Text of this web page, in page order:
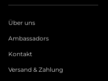
Über uns
Ambassadors
Kontakt
Versand & Zahlung